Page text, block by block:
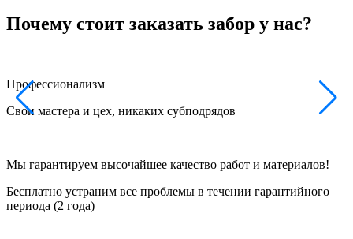
Почему стоит заказать забор у нас?
Профессионализм
Свои мастера и цех, никаких субподрядов
Мы гарантируем высочайшее качество работ и материалов!
Бесплатно устраним все проблемы в течении гарантийного
периода (2 года)